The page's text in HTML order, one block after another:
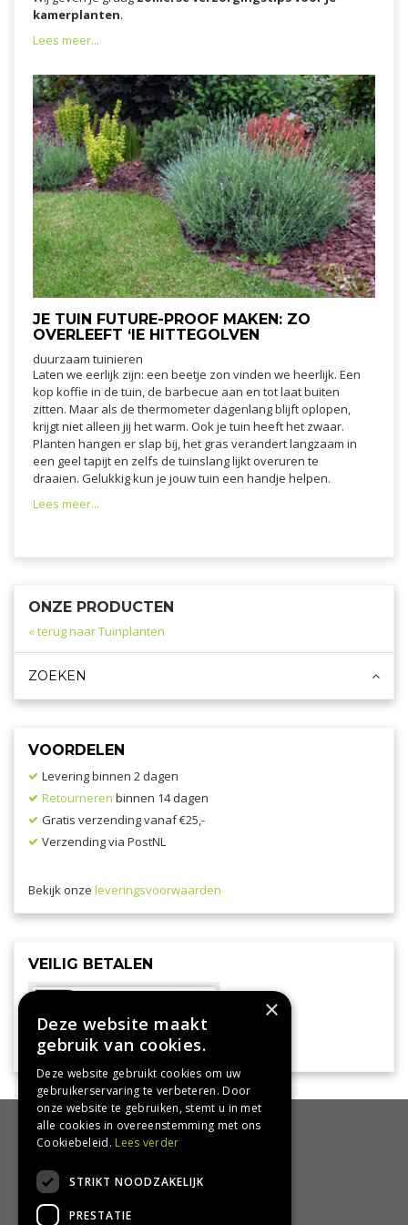
kamerplanten.
Lees meer...
JE TUIN FUTURE-PROOF MAKEN: ZO
OVERLEEFT ‘IE HITTEGOLVEN
duurzaam tuinieren
Laten we eerlijk zijn: een beetje zon vinden we heerlijk. Een
kop koffie in de tuin, de barbecue aan en tot laat buiten
zitten. Maar als de thermometer dagenlang blijft oplopen,
krijgt niet alleen jij het warm. Ook je tuin heeft het zwaar.
Planten hangen er slap bij, het gras verandert langzaam in
een geel tapijt en zelfs de tuinslang lijkt overuren te
draaien. Gelukkig kun je jouw tuin een handje helpen.
Lees meer...
ONZE PRODUCTEN
« terug naar Tuinplanten
ZOEKEN
VOORDELEN
Levering binnen 2 dagen
Retourneren binnen 14 dagen
Gratis verzending vanaf €25,-
Verzending via PostNL
Bekijk onze leveringsvoorwaarden
VEILIG BETALEN
HANDIG
Bezorgen en afhalen
Retourbeleid
Algemene voorwaarden
×
Deze website maakt
gebruik van cookies.
Deze website gebruikt cookies om uw
gebruikerservaring te verbeteren. Door
onze website te gebruiken, stemt u in met
alle cookies in overeenstemming met ons
Cookiebeleid. Lees verder
STRIKT NOODZAKELIJK
PRESTATIE